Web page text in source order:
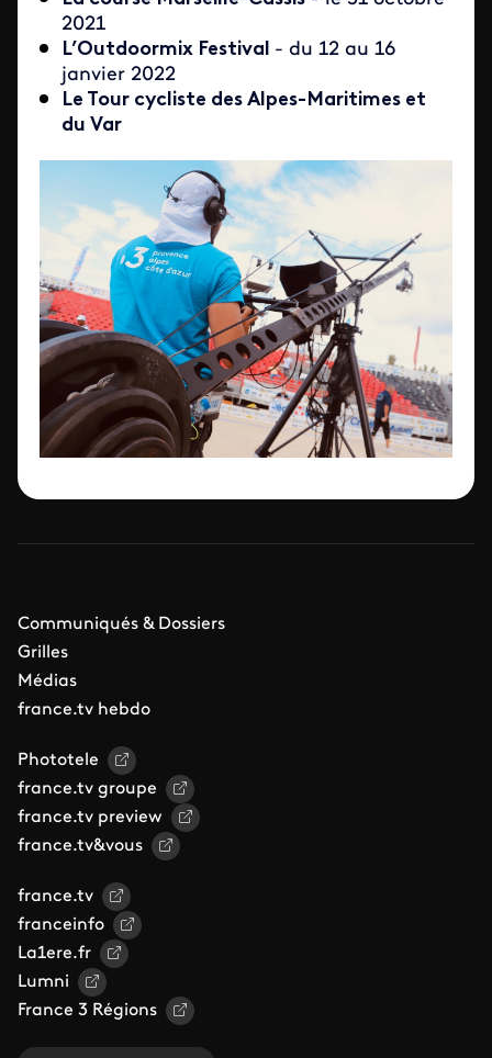
2021
L’Outdoormix Festival - du 12 au 16
janvier 2022
Le Tour cycliste des Alpes-Maritimes et
du Var
Communiqués & Dossiers
Grilles
Médias
france.tv hebdo
Phototele
france.tv groupe
france.tv preview
france.tv&vous
france.tv
franceinfo
La1ere.fr
Lumni
France 3 Régions